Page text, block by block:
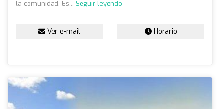
la comunidad. Es... Seguir leyendo
Ver e-mail Horario